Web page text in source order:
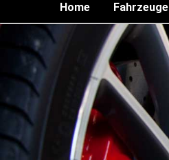
Home Fahrzeuge